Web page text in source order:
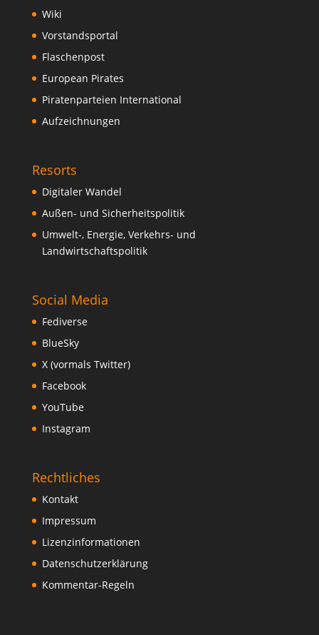
Wiki
Vorstandsportal
Flaschenpost
European Pirates
Piratenparteien International
Aufzeichnungen
Resorts
Digitaler Wandel
Außen- und Sicherheitspolitik
Umwelt-, Energie, Verkehrs- und
Landwirtschaftspolitik
Social Media
Fediverse
BlueSky
X (vormals Twitter)
Facebook
YouTube
Instagram
Rechtliches
Kontakt
Impressum
Lizenzinformationen
Datenschutzerklärung
Kommentar-Regeln